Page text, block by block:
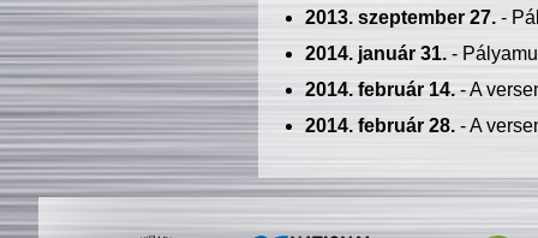
2013. szeptember 27.-
2014. január 31.-
2014. február 14.- A
2014. február 28.- A